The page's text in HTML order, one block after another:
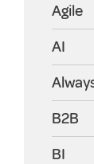
Agile
AI
B2B
BI